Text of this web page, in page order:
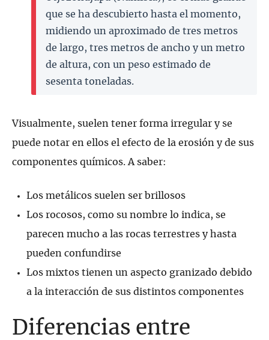
que se ha descubierto hasta el momento,
midiendo un aproximado de tres metros
de largo, tres metros de ancho y un metro
de altura, con un peso estimado de
sesenta toneladas.
Visualmente, suelen tener forma irregular y se
puede notar en ellos el efecto de la erosión y de sus
componentes químicos. A saber:
Los metálicos suelen ser brillosos
Los rocosos, como su nombre lo indica, se
parecen mucho a las rocas terrestres y hasta
pueden confundirse
Los mixtos tienen un aspecto granizado debido
a la interacción de sus distintos componentes
Diferencias entre